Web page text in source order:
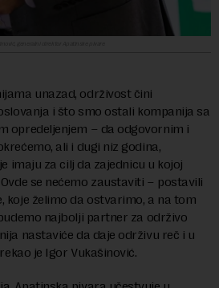
unazad, održivost čini
i što smo ostali kompanija sa
opredeljenjem – da odgovornim i
ali i dugi niz godina,
imaju za cilj da zajednicu u kojoj
se nećemo zaustaviti – postavili
koje želimo da ostvarimo, a na tom
najbolji partner za održivo
nastaviće da daje održivu reč i u
je Igor Vukašinović.